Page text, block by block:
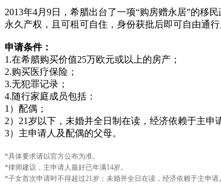
2013年4月9日，希腊出台了一项“购房赠永居”的移
永久产权，且可租可自住，身份获批后即可自由通
申请条件：
1.在希腊购买价值25万欧元或以上的房产；
2.购买医疗保险；
3.无犯罪记录；
4.随行家庭成员包括：
1）配偶；
2）21岁以下，未婚并全日制在读，经济依赖于主申
3）主申请人及配偶的父母。
*具体要求请以官方公布为准。
*律师建议，主申请人最好已年满14岁。
*子女首次申请时不得超过21岁；未婚并全日在读，经济依赖于主申